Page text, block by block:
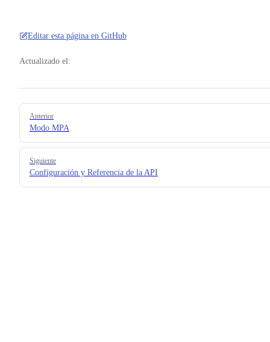
Editar esta página en GitHub
Actualizado el:
Pager
Anterior
Modo MPA
Siguiente
Configuración y Referencia de la API